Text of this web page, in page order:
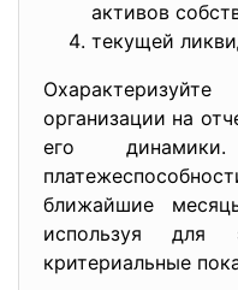
активов
текущей
организации на
его
ближайшие
используя для
критериальные